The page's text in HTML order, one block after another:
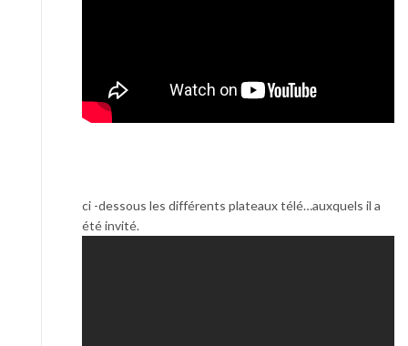
ci -dessous les différents plateaux télé…auxquels il a
été invité.